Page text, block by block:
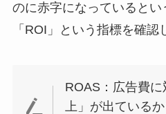
のに赤字になっているとい
「ROI」という指標を確認
ROAS：広告費
上」が出ている